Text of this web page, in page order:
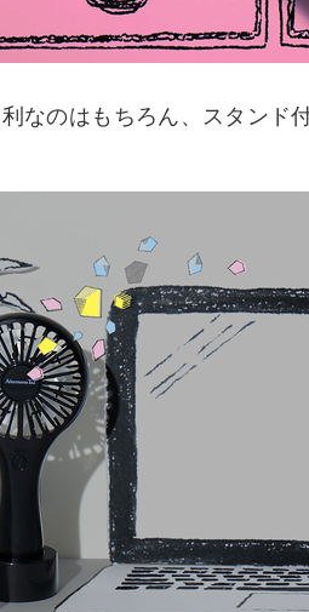
なのはもちろん、スタンド